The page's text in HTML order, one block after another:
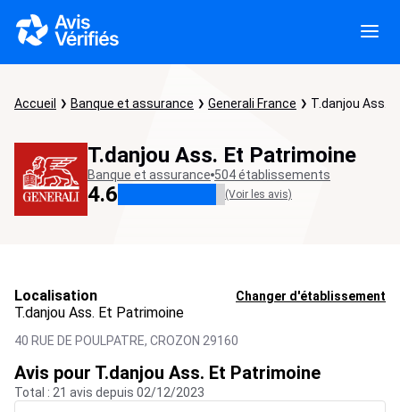
Accueil Banque et assurance Generali France T.danjou Ass.
T.danjou Ass. Et Patrimoine
Banque et assurance 504 établissements
4.6 (Voir les avis)
Localisation Changer d'établissement
T.danjou Ass. Et Patrimoine
40 RUE DE POULPATRE, CROZON 29160
Avis pour T.danjou Ass. Et Patrimoine
Total : 21 avis depuis 02/12/2023